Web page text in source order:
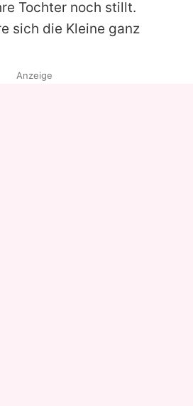
Tochter noch stillt.
sich die Kleine ganz
Anzeige